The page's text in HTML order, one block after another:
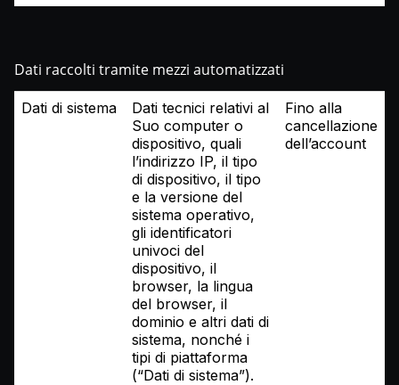
Dati raccolti tramite mezzi automatizzati
Dati di sistema
Dati tecnici relativi al
Suo computer o
dispositivo, quali
l’indirizzo IP, il tipo
di dispositivo, il tipo
e la versione del
sistema operativo,
gli identificatori
univoci del
dispositivo, il
browser, la lingua
del browser, il
dominio e altri dati di
sistema, nonché i
tipi di piattaforma
(“Dati di sistema”).
Fino alla
cancellazione
dell’account